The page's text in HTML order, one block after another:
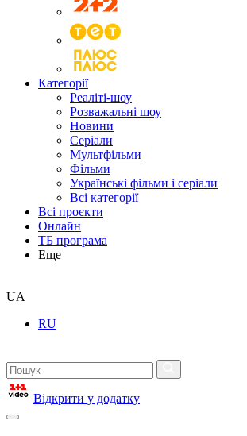
Категорії
Реаліті-шоу
Розважальні шоу
Новини
Серіали
Мультфільми
Фільми
Українські фільми і серіали
Всі категорії
Всі проєкти
Онлайн
ТБ програма
Еще
UA
RU
Відкрити у додатку